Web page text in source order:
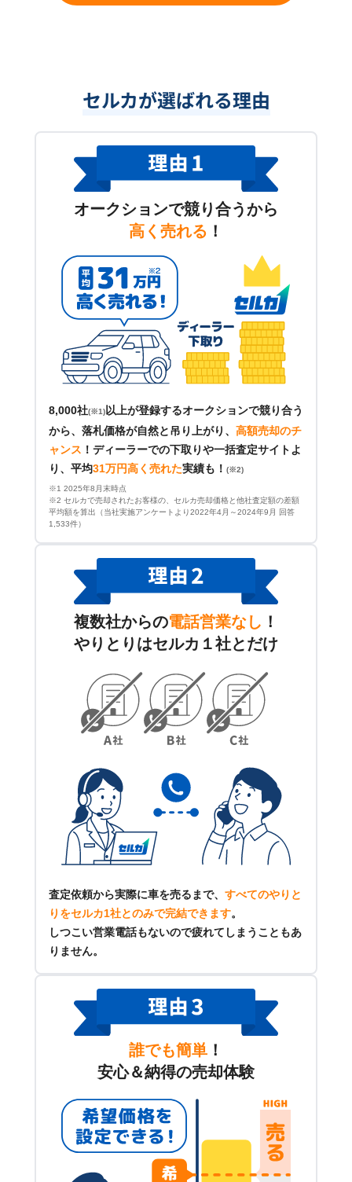
セルカが選ばれる理由
オークションで競り合うから
高く売れる ！
8,000社(※1)以上が登録するオークションで競り合う
から、落札価格が自然と吊り上がり、 高額売却のチ
ャンス ！ ディーラーでの下取りや一括査定サイトよ
り、平均31万円高く売れた実績も！ (※2)
※1 2025年8月末時点
※2 セルカで売却されたお客様の、セルカ売却価格と他社査定額の差額
平均額を算出（当社実施アンケートより2022年4月～2024年9月 回答
1,533件）
複数社からの電話営業なし ！
やりとりはセルカ１社とだけ
査定依頼から実際に車を売るまで、 すべてのやりと
りをセルカ1社とのみで完結できます。
しつこい営業電話もないので疲れてしまうこともあ
りません。
誰でも簡単 ！
安心＆納得の売却体験